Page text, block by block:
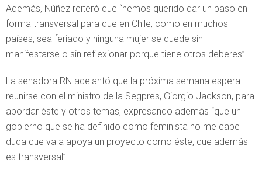
Además, Núñez reiteró que “hemos querido dar un paso en
forma transversal para que en Chile, como en muchos
países, sea feriado y ninguna mujer se quede sin
manifestarse o sin reflexionar porque tiene otros deberes”.
La senadora RN adelantó que la próxima semana espera
reunirse con el ministro de la Segpres, Giorgio Jackson, para
abordar éste y otros temas, expresando además “que un
gobierno que se ha definido como feminista no me cabe
duda que va a apoya un proyecto como éste, que además
es transversal”.